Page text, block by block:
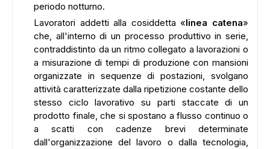
periodo notturno.
Lavoratori addetti alla cosiddetta «linea catena»
che, all'interno di un processo produttivo in serie,
contraddistinto da un ritmo collegato a lavorazioni o
a misurazione di tempi di produzione con mansioni
organizzate in sequenze di postazioni, svolgano
attività caratterizzate dalla ripetizione costante dello
stesso ciclo lavorativo su parti staccate di un
prodotto finale, che si spostano a flusso continuo o
a scatti con cadenze brevi determinate
dall'organizzazione del lavoro o dalla tecnologia,